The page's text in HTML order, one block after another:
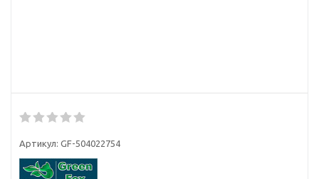
Артикул: GF-504022754